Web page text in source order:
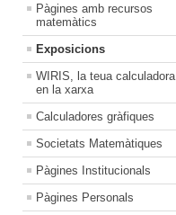
Pàgines amb recursos
matemàtics
Exposicions
WIRIS, la teua calculadora
en la xarxa
Calculadores gràfiques
Societats Matemàtiques
Pàgines Institucionals
Pàgines Personals